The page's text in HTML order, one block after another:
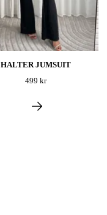
HALTER JUMSUIT
499 kr